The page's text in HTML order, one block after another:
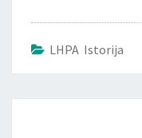
LHPA Istorija